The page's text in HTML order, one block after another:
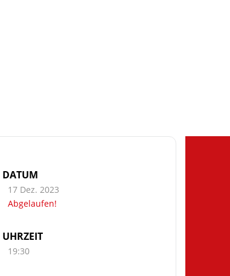
DATUM
17 Dez. 2023
Abgelaufen!
UHRZEIT
19:30